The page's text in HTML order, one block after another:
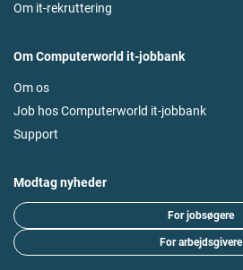
Om it-rekruttering
Om Computerworld it-jobbank
Om os
Job hos Computerworld it-jobbank
Support
Modtag nyheder
For jobsøgere
For arbejdsgivere